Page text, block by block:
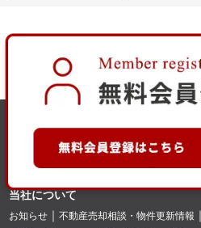
当社について
お知らせ 不動産売却相談・物件更新情報